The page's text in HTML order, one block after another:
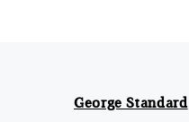
George Standard